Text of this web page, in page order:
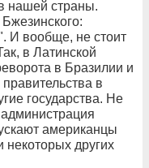
нашей страны.
И вообще, не стоит
в Латинской
в Бразилии и
в
государства. Не
американцы
некоторых других